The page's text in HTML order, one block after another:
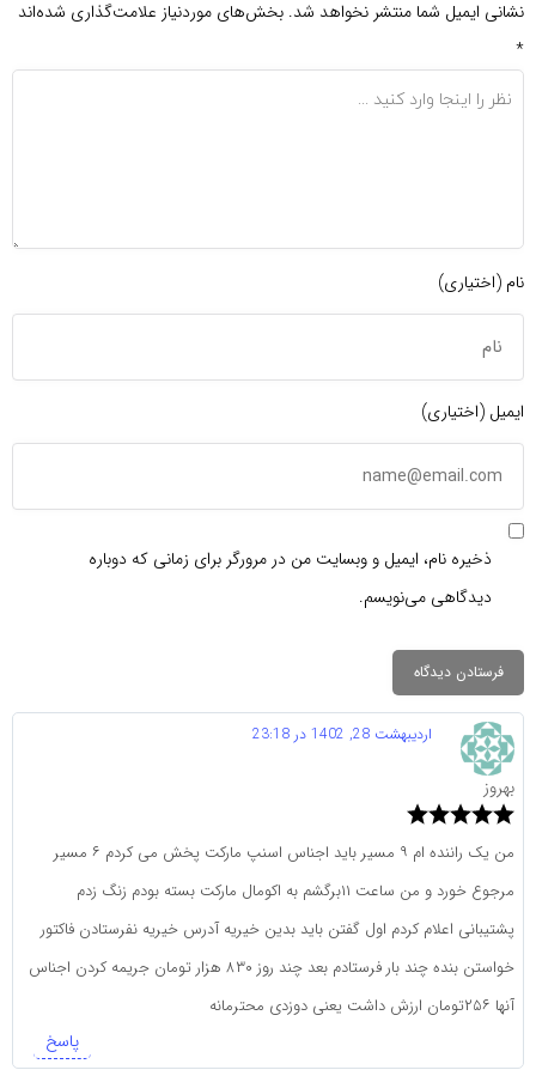
نشانی ایمیل شما منتشر نخواهد شد. بخش‌های موردنیاز علامت‌گذاری شده‌اند
*
نام (اختیاری)
ایمیل (اختیاری)
ذخیره نام، ایمیل و وبسایت من در مرورگر برای زمانی که دوباره
دیدگاهی می‌نویسم.
بهروز
اردیبهشت 28, 1402 در 23:18
من یک راننده ام ۹ مسیر باید اجناس اسنپ مارکت پخش می کردم ۶ مسیر
مرجوع خورد و من ساعت ۱۱برگشم به اکومال مارکت بسته بودم زنگ زدم
پشتیبانی اعلام کردم اول گفتن باید بدین خیریه آدرس خیریه نفرستادن فاکتور
خواستن بنده چند بار فرستادم بعد چند روز ۸۳۰ هزار تومان جریمه کردن اجناس
آنها ۲۵۶تومان ارزش داشت یعنی دوزدی محترمانه
پاسخ